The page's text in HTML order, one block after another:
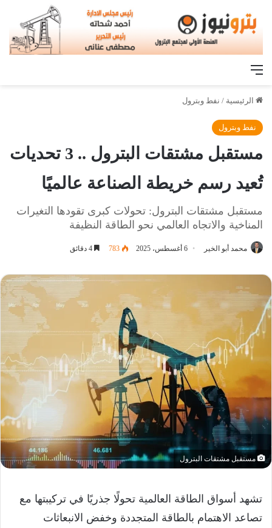
القائمة
الرئيسية / نفط وبترول
نفط وبترول
مستقبل مشتقات البترول .. 3 تحديات
تُعيد رسم خريطة الصناعة عالميًا
مستقبل مشتقات البترول: تحولات كبرى تقودها التغيرات
المناخية والاتجاه العالمي نحو الطاقة النظيفة
محمد أبو الخير 6 أغسطس، 2025 783
مستقبل مشتقات البترول
تشهد أسواق الطاقة العالمية تحولًا جذريًا في تركيبتها مع
تصاعد الاهتمام بالطاقة المتجددة وخفض الانبعاثات